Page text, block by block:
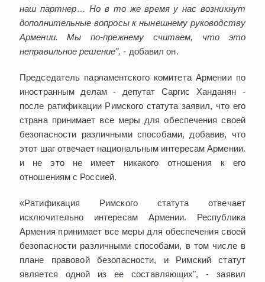
наш партнер… Но в то же время у нас возникнут
дополнительные вопросы к нынешнему руководству
Армении. Мы по-прежнему считаем, что это
неправильное решение", - добавил он.
Председатель парламентского комитета Армении по
иностранным делам - депутат Саргис Ханданян -
после ратификации Римского статута заявил, что его
страна принимает все меры для обеспечения своей
безопасности различными способами, добавив, что
этот шаг отвечает национальным интересам Армении.
и не это не имеет никакого отношения к его
отношениям с Россией.
«Ратификация Римского статута отвечает
исключительно интересам Армении. Республика
Армения принимает все меры для обеспечения своей
безопасности различными способами, в том числе в
плане правовой безопасности, и Римский статут
является одной из ее составляющих", - заявил